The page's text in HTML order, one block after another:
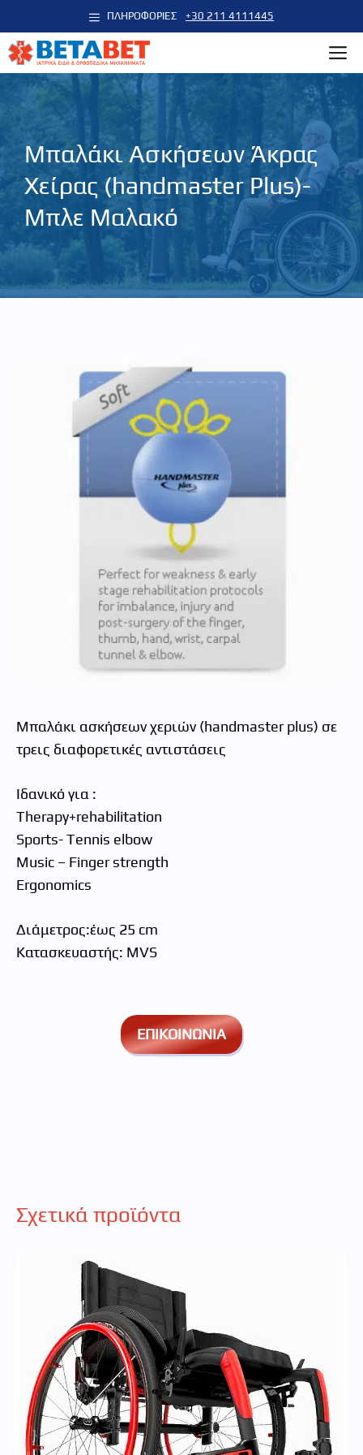
σε
περιεχόμενο
+30 211 4111445
ΠΛΗΡΟΦΟΡΙΕΣ
Μπαλάκι Ασκήσεων Άκρας
Χείρας (handmaster Plus)-
Μπλε Μαλακό
Μπαλάκι ασκήσεων χεριών (handmaster plus) σε
τρεις διαφορετικές αντιστάσεις
Ιδανικό για :
Therapy+rehabilitation
Sports- Tennis elbow
Music – Finger strength
Ergonomics
Διάμετρος:έως 25 cm
Κατασκευαστής: MVS
ΕΠΙΚΟΙΝΩΝΙΑ
Σχετικά προϊόντα